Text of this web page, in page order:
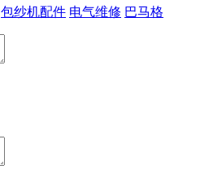
包纱机配件 电气维修 巴马格